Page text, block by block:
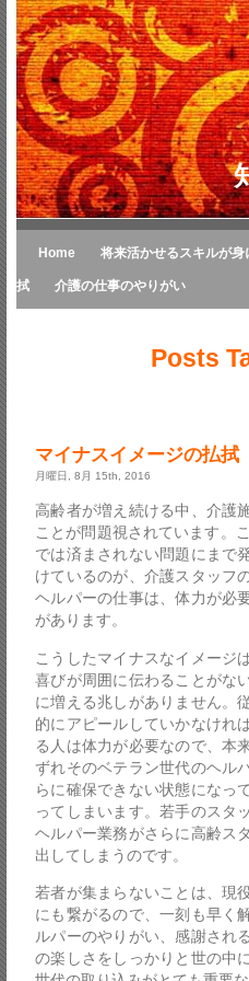
Home 将来活かせるスキルが身
拭 介護の仕事のやりがい
Posts
マイナスイメージの払拭
月曜日, 8月 15th, 2016
高齢者が増え続ける中、介護
ことが問題視されています。
では済まされない問題にまで
けているのが、介護スタッフ
ヘルパーの仕事は、体力が必
があります。
こうしたマイナスなイメージ
喜びが周囲に伝わることがな
に増える兆しがありません。
的にアピールしていかなけれ
る人は体力が必要なので、本
ずれそのベテラン世代のヘル
らに確保できない状態になっ
ってしまいます。若手のスタ
ヘルパー業務がさらに高齢ス
出してしまうのです。
若者が集まらないことは、現
にも繋がるので、一刻も早く
ルパーのやりがい、感謝され
の楽しさをしっかりと世の中